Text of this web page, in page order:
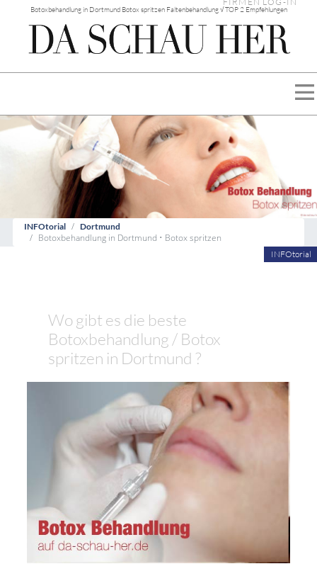
Botoxbehandlung in Dortmund Botox spritzen Faltenbehandlung √ TOP 2 Empfehlungen
INFOtorial Dortmund
Botoxbehandlung in Dortmund • Botox spritzen
INFOtorial
Wo gibt es die beste
Botoxbehandlung / Botox
spritzen in Dortmund ?